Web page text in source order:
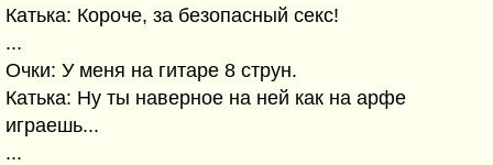
Катька: Короче, за безопасный секс!
...
Очки: У меня на гитаре 8 струн.
Катька: Ну ты наверное на ней как на арфе
играешь...
...